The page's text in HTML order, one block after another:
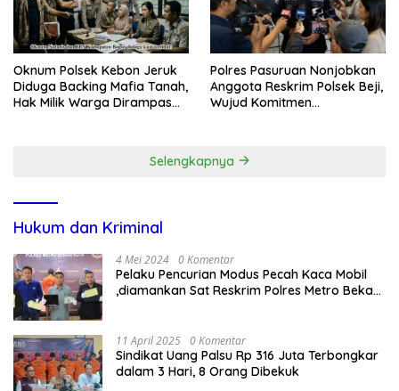
Oknum Polsek Kebon Jeruk
Diduga Backing Mafia Tanah,
Hak Milik Warga Dirampas
Polres Pasuruan Nonjobkan
Anggota Reskrim Polsek Beji,
Wujud Komitmen
Selengkapnya
Hukum dan Kriminal
4 Mei 2024 0 Komentar
Pelaku Pencurian Modus Pecah Kaca Mobil
,diamankan Sat Reskrim Polres Metro Bekasi
11 April 2025 0 Komentar
Sindikat Uang Palsu Rp 316 Juta Terbongkar
dalam 3 Hari, 8 Orang Dibekuk